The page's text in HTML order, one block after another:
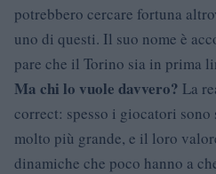
potrebbero cercare fortuna
uno di questi. Il suo nome è
pare che il Torino sia in prima
Ma chi lo vuole davvero? La
correct: spesso i giocatori
molto più grande, e il loro
dinamiche che poco hanno a